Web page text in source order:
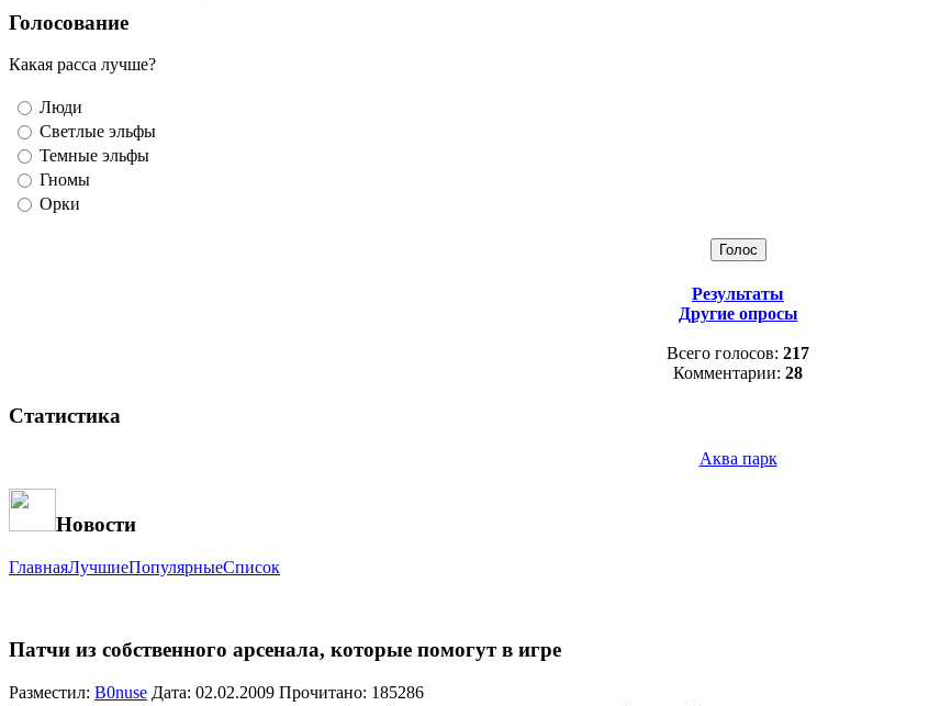
Голосование
Какая расса лучше?
Люди
Светлые эльфы
Темные эльфы
Гномы
Орки
Результаты
Другие опросы
Всего голосов: 217
Комментарии: 28
Статистика
Аква парк
Новости
ГлавнаяЛучшиеПопулярныеСписок
Патчи из собственного арсенала, которые помогут в игре
Разместил: B0nuse Дата: 02.02.2009 Прочитано: 185286